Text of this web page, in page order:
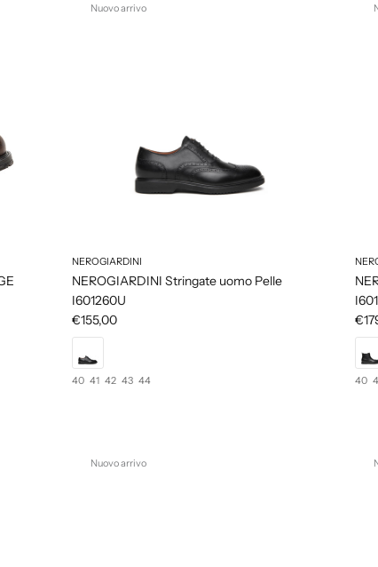
Nuovo arrivo
NEROGIARDINI
NEROGIARDINI Stringate uomo Pelle
I601260U
€155,00
40 41 42 43 44 40
Nuovo arrivo